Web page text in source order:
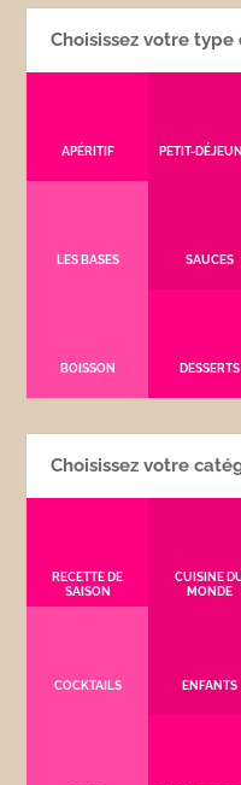
Choisissez votre
APÉRITIF PETIT-
LES BASES SAUCES
BOISSON DESSERTS
Choisissez votre
RECETTE DE
SAISON
CUISINE
MONDE
COCKTAILS ENFANTS